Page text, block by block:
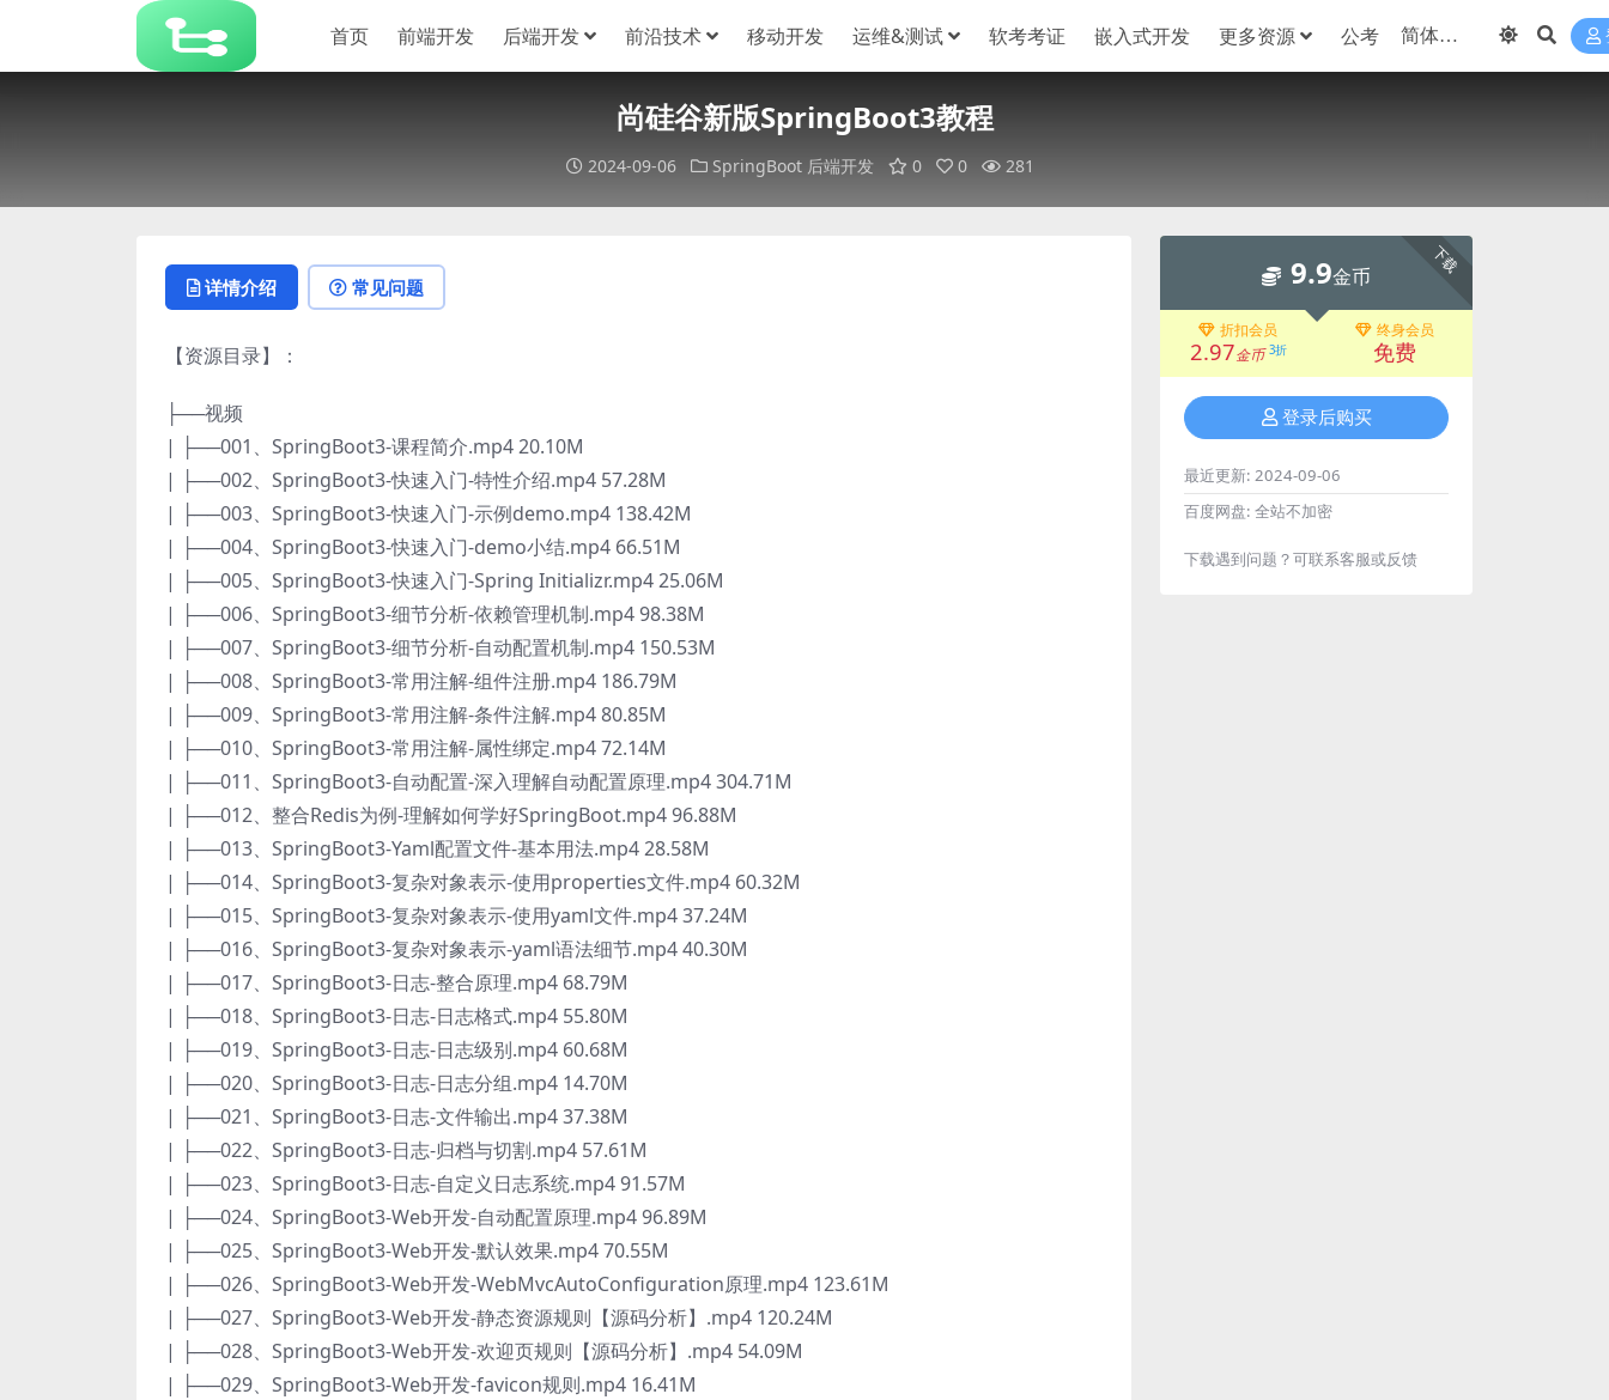
首页 前端开发 后端开发 前沿技术 移动开发 运维&测试 软考考证 嵌入式开发 更多资源 公考
尚硅谷新版SpringBoot3教程
2024-09-06 SpringBoot 后端开发 0 0 281
详情介绍 常见问题
【资源目录】：
├──视频
| ├──001、SpringBoot3-课程简介.mp4 20.10M
| ├──002、SpringBoot3-快速入门-特性介绍.mp4 57.28M
| ├──003、SpringBoot3-快速入门-示例demo.mp4 138.42M
| ├──004、SpringBoot3-快速入门-demo小结.mp4 66.51M
| ├──005、SpringBoot3-快速入门-Spring Initializr.mp4 25.06M
| ├──006、SpringBoot3-细节分析-依赖管理机制.mp4 98.38M
| ├──007、SpringBoot3-细节分析-自动配置机制.mp4 150.53M
| ├──008、SpringBoot3-常用注解-组件注册.mp4 186.79M
| ├──009、SpringBoot3-常用注解-条件注解.mp4 80.85M
| ├──010、SpringBoot3-常用注解-属性绑定.mp4 72.14M
| ├──011、SpringBoot3-自动配置-深入理解自动配置原理.mp4 304.71M
| ├──012、整合Redis为例-理解如何学好SpringBoot.mp4 96.88M
| ├──013、SpringBoot3-Yaml配置文件-基本用法.mp4 28.58M
| ├──014、SpringBoot3-复杂对象表示-使用properties文件.mp4 60.32M
| ├──015、SpringBoot3-复杂对象表示-使用yaml文件.mp4 37.24M
| ├──016、SpringBoot3-复杂对象表示-yaml语法细节.mp4 40.30M
| ├──017、SpringBoot3-日志-整合原理.mp4 68.79M
| ├──018、SpringBoot3-日志-日志格式.mp4 55.80M
| ├──019、SpringBoot3-日志-日志级别.mp4 60.68M
| ├──020、SpringBoot3-日志-日志分组.mp4 14.70M
| ├──021、SpringBoot3-日志-文件输出.mp4 37.38M
| ├──022、SpringBoot3-日志-归档与切割.mp4 57.61M
| ├──023、SpringBoot3-日志-自定义日志系统.mp4 91.57M
| ├──024、SpringBoot3-Web开发-自动配置原理.mp4 96.89M
| ├──025、SpringBoot3-Web开发-默认效果.mp4 70.55M
| ├──026、SpringBoot3-Web开发-WebMvcAutoConfiguration原理.mp4 123.61M
| ├──027、SpringBoot3-Web开发-静态资源规则【源码分析】.mp4 120.24M
| ├──028、SpringBoot3-Web开发-欢迎页规则【源码分析】.mp4 54.09M
| ├──029、SpringBoot3-Web开发-favicon规则.mp4 16.41M
下载
9.9金币
折扣会员
2.97金币 3折
终身会员
免费
登录后购买
最近更新: 2024-09-06
百度网盘: 全站不加密
下载遇到问题？可联系客服或反馈